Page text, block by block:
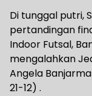
Di tunggal putri,
pertandingan
Indoor Futsal,
mengalahkan
Angela
21-12) .